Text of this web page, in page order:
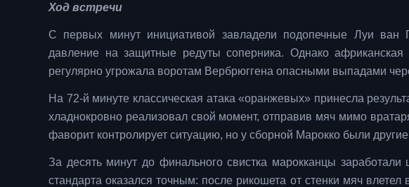
Ход встречи
С первых минут инициативой завладели подопечные Луи ван
давление на защитные редуты соперника. Однако
регулярно угрожала воротам Вербрюггена опасными выпадами
На 72-й минуте классическая атака «оранжевых» принесла
хладнокровно реализовал свой момент, отправив мяч мимо
фаворит контролирует ситуацию, но у сборной Марокко были
За десять минут до финального свистка марокканцы
стандарта оказался точным: после рикошета от стенки мяч